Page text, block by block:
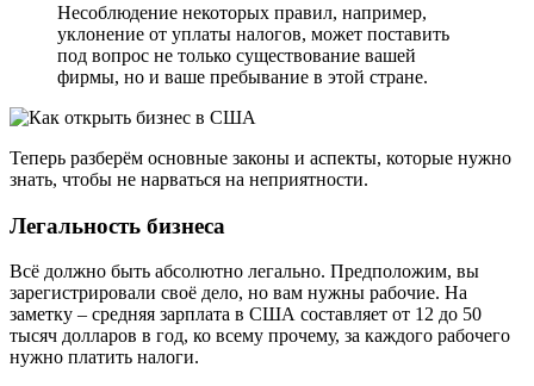
Несоблюдение некоторых правил, например,
уклонение от уплаты налогов, может поставить
под вопрос не только существование вашей
фирмы, но и ваше пребывание в этой стране.
Теперь разберём основные законы и аспекты, которые нужно
знать, чтобы не нарваться на неприятности.
Легальность бизнеса
Всё должно быть абсолютно легально. Предположим, вы
зарегистрировали своё дело, но вам нужны рабочие. На
заметку – средняя зарплата в США составляет от 12 до 50
тысяч долларов в год, ко всему прочему, за каждого рабочего
нужно платить налоги.